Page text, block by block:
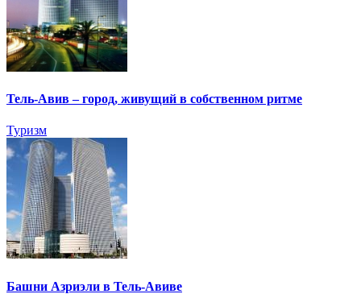
Тель-Авив – город, живущий в собственном ритме
Туризм
Башни Азриэли в Тель-Авиве